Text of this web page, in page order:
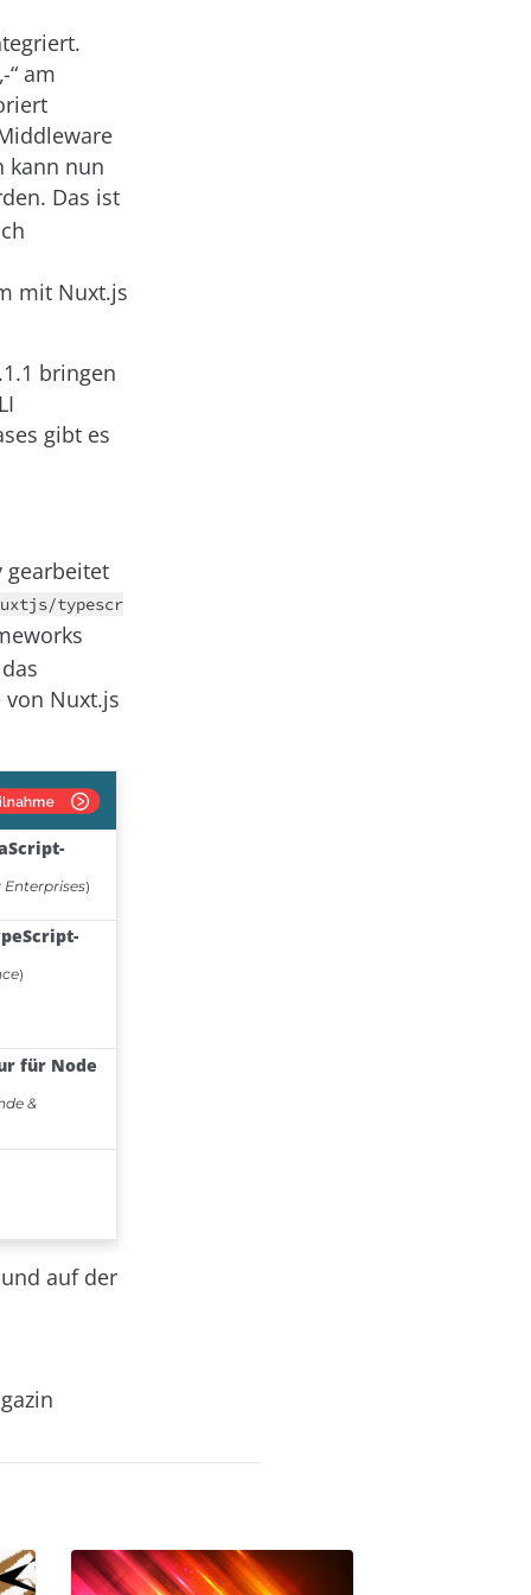
am
kann nun
Das ist
mit Nuxt.js
bringen
gibt es
gearbeitet
typescr
von Nuxt.js
und auf der